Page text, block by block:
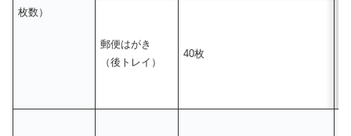
枚数）
郵便はがき
（後トレイ）
40枚